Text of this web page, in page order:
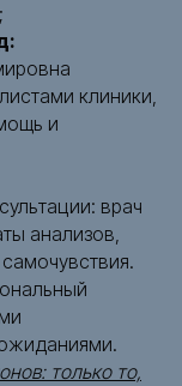
клиники,
и
врач
анализов,
только то,